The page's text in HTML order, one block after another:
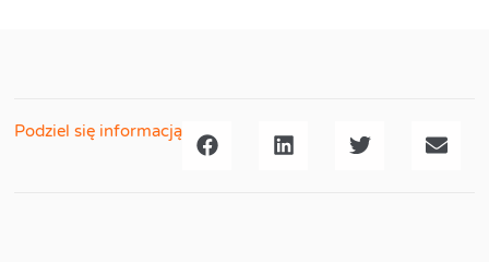
Podziel się informacją